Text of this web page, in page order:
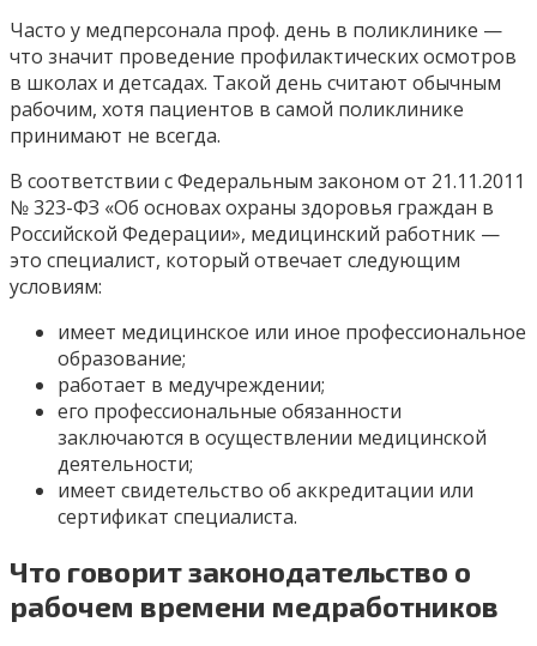
Часто у медперсонала проф. день в поликлинике —
что значит проведение профилактических осмотров
в школах и детсадах. Такой день считают обычным
рабочим, хотя пациентов в самой поликлинике
принимают не всегда.
В соответствии с Федеральным законом от 21.11.2011
№ 323-ФЗ «Об основах охраны здоровья граждан в
Российской Федерации», медицинский работник —
это специалист, который отвечает следующим
условиям:
имеет медицинское или иное профессиональное
образование;
работает в медучреждении;
его профессиональные обязанности
заключаются в осуществлении медицинской
деятельности;
имеет свидетельство об аккредитации или
сертификат специалиста.
Что говорит законодательство о
рабочем времени медработников